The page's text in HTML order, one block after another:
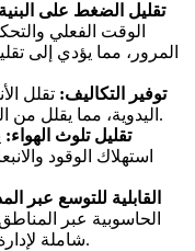
تقليل الضغط على البنية
الوقت الفعلي
المرور، مما يؤدي إلى
توفير التكاليف: تقلل
اليدوية، مما يقلل من التكاليف التشغيلية والموارد البشرية.
تقليل تلوث الهواء:
استهلاك الوقود
القابلية للتوسع عبر
الحاسوبية عبر
شاملة لإدارة حركة المرور تتوسع مع نمو المدن.